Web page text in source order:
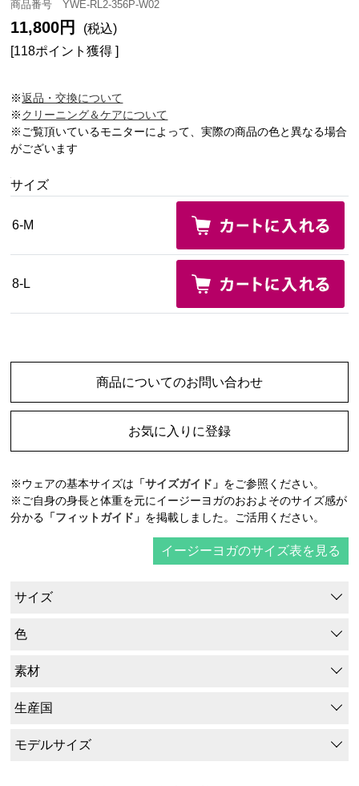
商品番号 YWE-RL2-356P-W02
11,800円
(税込)
[118ポイント獲得 ]
※返品・交換について
※クリーニング＆ケアについて
※ご覧頂いているモニターによって、実際の商品の色と異なる場合
がございます
サイズ
6-M
8-L
商品についてのお問い合わせ
お気に入りに登録
※ウェアの基本サイズは 「サイズガイド」 をご参照ください。
※ご自身の身長と体重を元にイージーヨガのおおよそのサイズ感が
分かる 「フィットガイド」 を掲載しました。ご活用ください。
イージーヨガのサイズ表を見る
サイズ
色
素材
生産国
モデルサイズ